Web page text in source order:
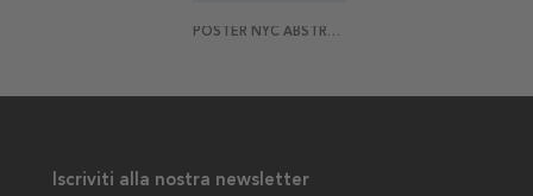
POSTER NYC ABSTRACT
Iscriviti alla nostra newsletter